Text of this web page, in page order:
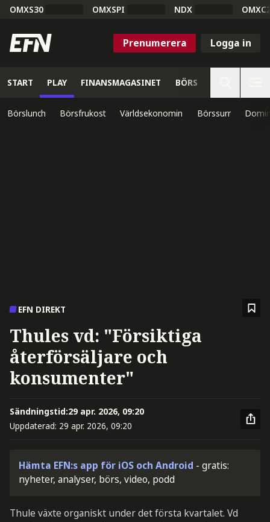
OMXS30 OMXSPI NDX
Prenumerera Logga in
START PLAY FINANSMAGASINET BÖRS
Börslunch Börsfrukost Världsekonomin Börssurr
EFN DIREKT
Thules vd: "Försiktiga
återförsäljare och
konsumenter"
Sändningstid:29 apr. 2026, 09:20
Uppdaterad: 29 apr. 2026, 09:20
Hämta EFN:s app för iOS och Android - gratis:
nyheter, analyser, börs, video, podd
Thule växte organiskt under det första kvartalet. Vd